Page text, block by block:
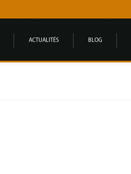
ACTUALITÉS BLOG